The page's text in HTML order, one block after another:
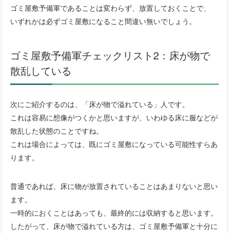
ゴミ屋敷予備軍であることは変わらず、放置しておくことで、
いずれかは必ずゴミ屋敷になること間違い無いでしょう。
ゴミ屋敷予備軍チェックリスト2：床が物で
散乱している
次にご紹介するのは、「床が物で溢れている」人です。
これは容易に想像がつくかと思いますが、いわゆる床に服などが
散乱した状態のことですね。
これは場合によっては、既にゴミ屋敷になっている可能性すらあ
ります。
普通であれば、床に物が放置されていることはあまりないと思い
ます。
一時的におくことはあっても、最終的には収納すると思います。
したがって、床が物で溢れている方は、ゴミ屋敷予備軍と十分に